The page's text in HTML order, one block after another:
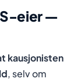
eier —
kausjonisten
, selv om